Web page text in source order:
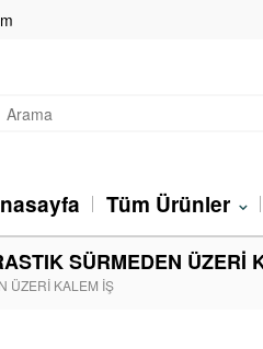
Tüm Ürünler
SÜRMEDEN ÜZERİ
ÜZERİ KALEM İŞ